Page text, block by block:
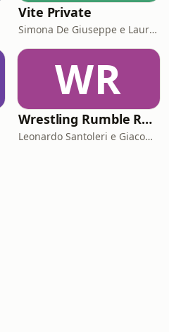
Vite Private
Simona De Giuseppe e Laura Marinaro
WR
Wrestling Rumble Room Podcast
Leonardo Santoleri e Giacomo Toniaccini